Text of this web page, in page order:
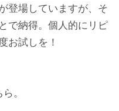
登場していますが、そ
で納得。個人的にリピ
お試しを！
。